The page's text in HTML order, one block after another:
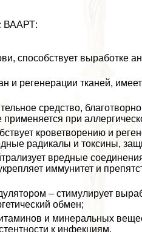
ВААРТ:
способствует выработке
и регенерации тканей,
средство,
при
кроветворению и
радикалы и токсины,
вредные
иммунитет и
– стимулирует
обмен;
и минеральных
к инфекциям.